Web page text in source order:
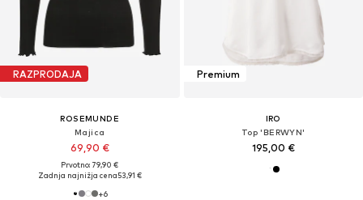
RAZPRODAJA
ROSEMUNDE
Majica
69,90 €
Prvotno: 79,90 €
Zadnja najnižja cena53,91 €
+6
Premium
IRO
Top 'BERWYN'
195,00 €